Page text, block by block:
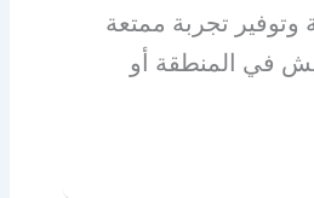
وتوفير تجربة ممتعة
في المنطقة أو